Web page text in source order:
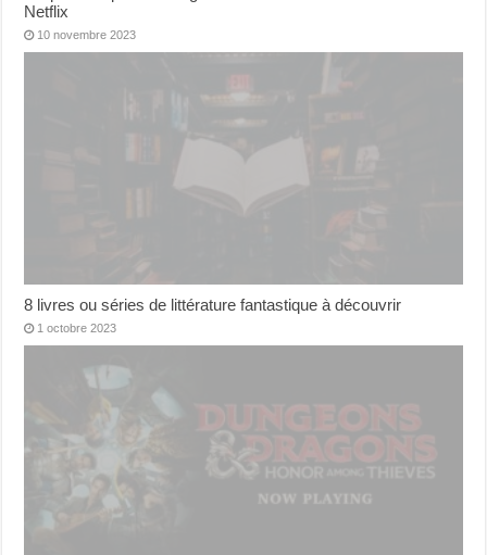
Netflix
10 novembre 2023
8 livres ou séries de littérature fantastique à découvrir
1 octobre 2023